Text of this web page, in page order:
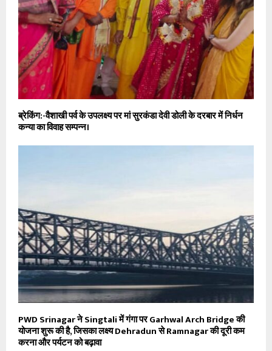
ब्रेकिंग:-वैशाखी पर्व के उपलक्ष्य पर मां सुरकंडा देवी डोली के दरबार में निर्धन
कन्या का विवाह सम्पन्न।
PWD Srinagar ने Singtali में गंगा पर Garhwal Arch Bridge की
योजना शुरू की है, जिसका लक्ष्य Dehradun से Ramnagar की दूरी कम
करना और पर्यटन को बढ़ावा